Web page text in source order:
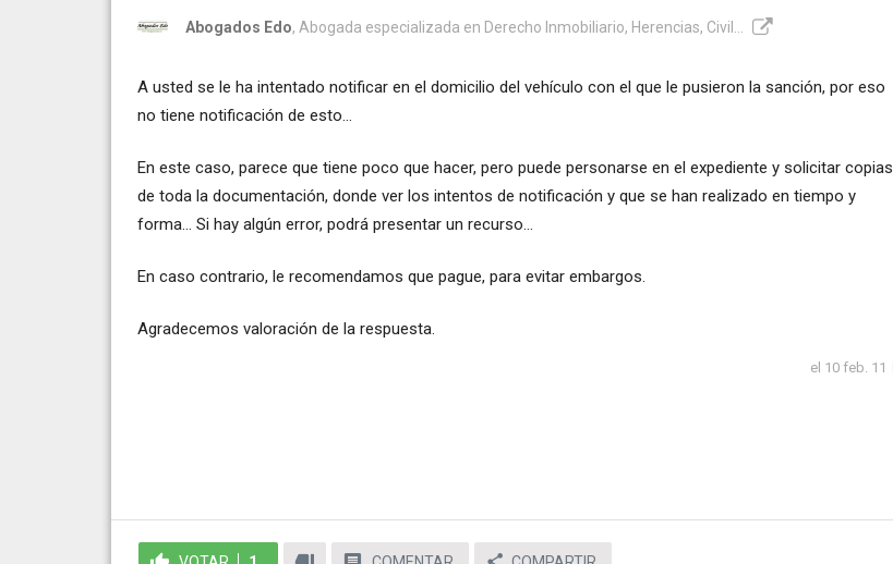
Abogados Edo, Abogada especializada en Derecho Inmobiliario, Herencias, Civil...
A usted se le ha intentado notificar en el domicilio del vehículo con el que le pusieron la sanción, por eso
no tiene notificación de esto...
En este caso, parece que tiene poco que hacer, pero puede personarse en el expediente y solicitar copias
de toda la documentación, donde ver los intentos de notificación y que se han realizado en tiempo y
forma... Si hay algún error, podrá presentar un recurso...
En caso contrario, le recomendamos que pague, para evitar embargos.
Agradecemos valoración de la respuesta.
el 10 feb. 11